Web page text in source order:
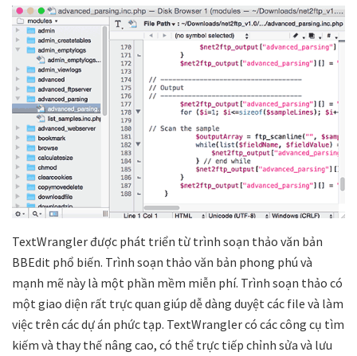
TextWrangler được phát triển từ trình soạn thảo văn bản
BBEdit phổ biến. Trình soạn thảo văn bản phong phú và
mạnh mẽ này là một phần mềm miễn phí. Trình soạn thảo có
một giao diện rất trực quan giúp dễ dàng duyệt các file và làm
việc trên các dự án phức tạp. TextWrangler có các công cụ tìm
kiếm và thay thế nâng cao, có thể trực tiếp chỉnh sửa và lưu